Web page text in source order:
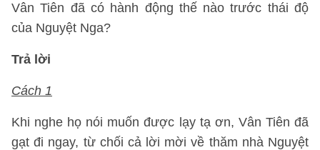
Vân Tiên đã có hành động thế nào trước thái độ
của Nguyệt Nga?
Trả lời
Cách 1
Khi nghe họ nói muốn được lạy tạ ơn, Vân Tiên đã
gạt đi ngay, từ chối cả lời mời về thăm nhà Nguyệt